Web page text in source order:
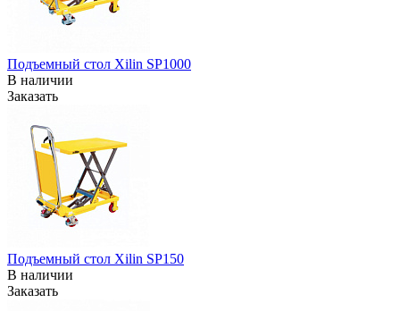
Подъемный стол Xilin SP1000
В наличии
Заказать
Подъемный стол Xilin SP150
В наличии
Заказать